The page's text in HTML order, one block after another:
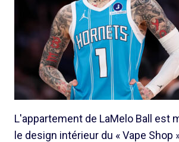
L'appartement de LaMelo Ball est
le design intérieur du « Vape Shop